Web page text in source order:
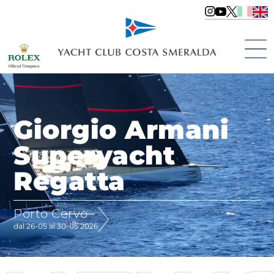
Giorgio Armani
Superyacht
Regatta
Porto Cervo
dal 26-05 al 30-05 2026